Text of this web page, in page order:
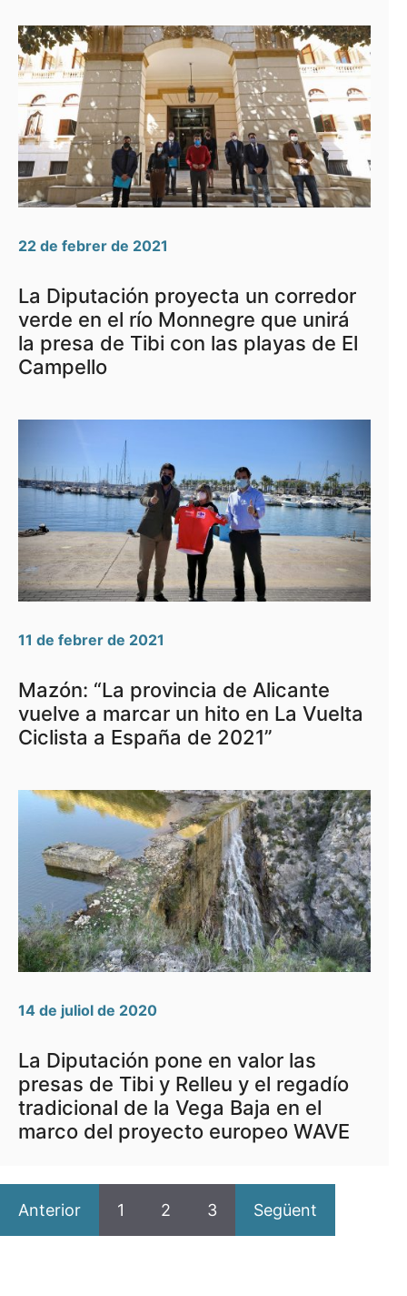
22 de febrer de 2021
La Diputación proyecta un corredor
verde en el río Monnegre que unirá
la presa de Tibi con las playas de El
Campello
11 de febrer de 2021
Mazón: “La provincia de Alicante
vuelve a marcar un hito en La Vuelta
Ciclista a España de 2021”
14 de juliol de 2020
La Diputación pone en valor las
presas de Tibi y Relleu y el regadío
tradicional de la Vega Baja en el
marco del proyecto europeo WAVE
Anterior 1 2 3 Següent